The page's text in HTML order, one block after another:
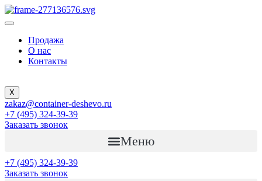
Продажа
О нас
Контакты
X
zakaz@container-deshevo.ru
+7 (495) 324-39-39
Заказать звонок
Меню
+7 (495) 324-39-39
Заказать звонок